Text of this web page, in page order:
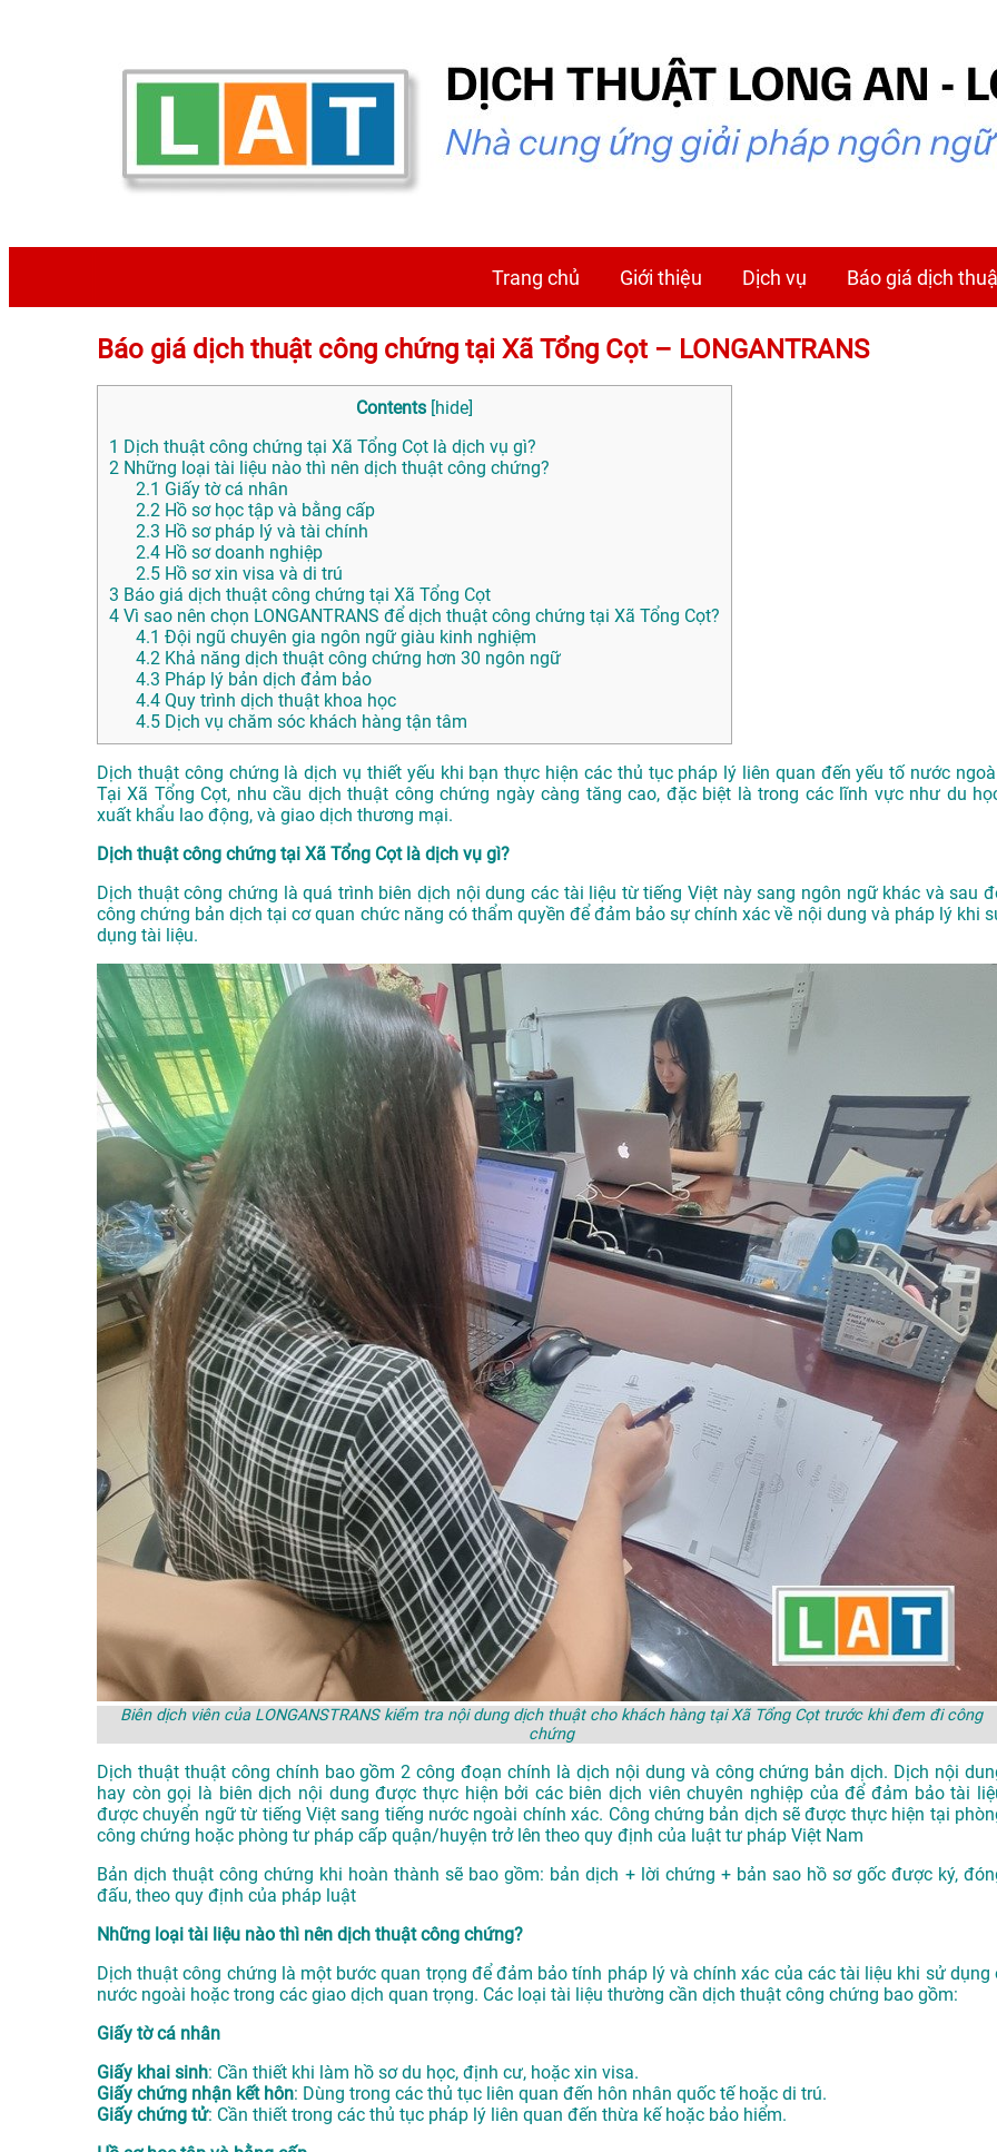
Trang chủ Giới thiệu Dịch vụ Báo giá dịch
Báo giá dịch thuật công chứng tại Xã Tổng Cọt – LONGANTRANS
Contents [hide]
1 Dịch thuật công chứng tại Xã Tổng Cọt là dịch vụ gì?
2 Những loại tài liệu nào thì nên dịch thuật công chứng?
2.1 Giấy tờ cá nhân
2.2 Hồ sơ học tập và bằng cấp
2.3 Hồ sơ pháp lý và tài chính
2.4 Hồ sơ doanh nghiệp
2.5 Hồ sơ xin visa và di trú
3 Báo giá dịch thuật công chứng tại Xã Tổng Cọt
4 Vì sao nên chọn LONGANTRANS để dịch thuật công chứng tại Xã Tổng Cọt?
4.1 Đội ngũ chuyên gia ngôn ngữ giàu kinh nghiệm
4.2 Khả năng dịch thuật công chứng hơn 30 ngôn ngữ
4.3 Pháp lý bản dịch đảm bảo
4.4 Quy trình dịch thuật khoa học
4.5 Dịch vụ chăm sóc khách hàng tận tâm
Dịch thuật công chứng là dịch vụ thiết yếu khi bạn thực hiện các thủ tục pháp lý liên quan đến yếu tố nước
Tại Xã Tổng Cọt, nhu cầu dịch thuật công chứng ngày càng tăng cao, đặc biệt là trong các lĩnh vực như du
xuất khẩu lao động, và giao dịch thương mại.
Dịch thuật công chứng tại Xã Tổng Cọt là dịch vụ gì?
Dịch thuật công chứng là quá trình biên dịch nội dung các tài liệu từ tiếng Việt này sang ngôn ngữ khác và sau
công chứng bản dịch tại cơ quan chức năng có thẩm quyền để đảm bảo sự chính xác về nội dung và pháp lý khi
dụng tài liệu.
Biên dịch viên của LONGANSTRANS kiểm tra nội dung dịch thuật cho khách hàng tại Xã Tổng Cọt trước khi đem đi công
chứng
Dịch thuật thuật công chính bao gồm 2 công đoạn chính là dịch nội dung và công chứng bản dịch. Dịch nội
hay còn gọi là biên dịch nội dung được thực hiện bởi các biên dịch viên chuyên nghiệp của để đảm bảo tài
được chuyển ngữ từ tiếng Việt sang tiếng nước ngoài chính xác. Công chứng bản dịch sẽ được thực hiện tại
công chứng hoặc phòng tư pháp cấp quận/huyện trở lên theo quy định của luật tư pháp Việt Nam
Bản dịch thuật công chứng khi hoàn thành sẽ bao gồm: bản dịch + lời chứng + bản sao hồ sơ gốc được ký,
đấu, theo quy định của pháp luật
Những loại tài liệu nào thì nên dịch thuật công chứng?
Dịch thuật công chứng là một bước quan trọng để đảm bảo tính pháp lý và chính xác của các tài liệu khi sử dụng
nước ngoài hoặc trong các giao dịch quan trọng. Các loại tài liệu thường cần dịch thuật công chứng bao gồm:
Giấy tờ cá nhân
Giấy khai sinh: Cần thiết khi làm hồ sơ du học, định cư, hoặc xin visa.
Giấy chứng nhận kết hôn: Dùng trong các thủ tục liên quan đến hôn nhân quốc tế hoặc di trú.
Giấy chứng tử: Cần thiết trong các thủ tục pháp lý liên quan đến thừa kế hoặc bảo hiểm.